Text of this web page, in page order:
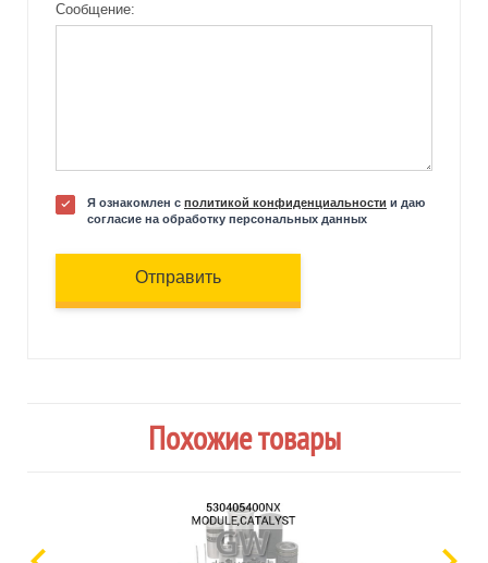
Сообщение:
Я ознакомлен с политикой конфиденциальности и даю
согласие на обработку персональных данных
Отправить
Похожие товары